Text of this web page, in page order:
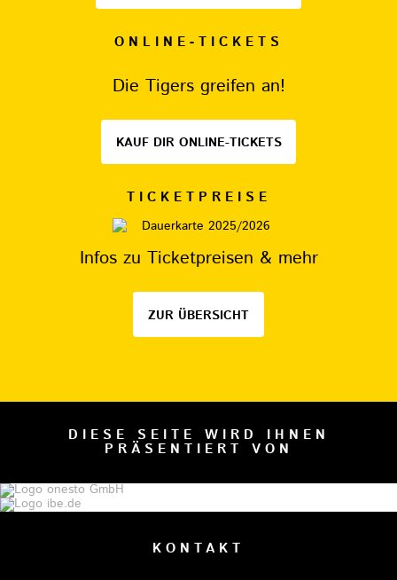
ONLINE-TICKETS
Die Tigers greifen an!
KAUF DIR ONLINE-TICKETS
TICKETPREISE
Infos zu Ticketpreisen & mehr
ZUR ÜBERSICHT
DIESE SEITE WIRD IHNEN
PRÄSENTIERT VON
KONTAKT